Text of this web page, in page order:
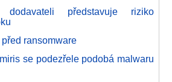
představuje riziko
ransomware
se podezřele podobá malwaru